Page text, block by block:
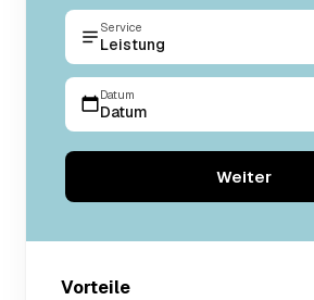
Service
Leistung
Datum
Datum
Weiter
Vorteile